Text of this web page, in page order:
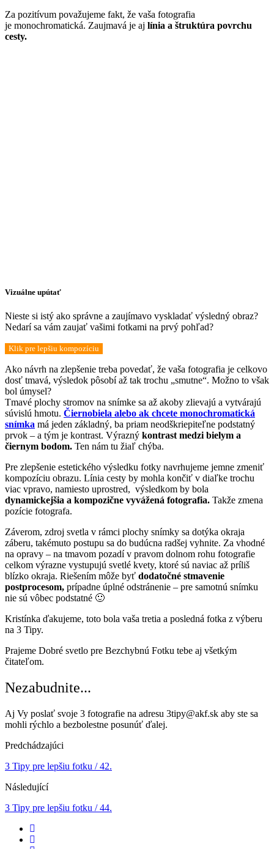
Za pozitívum považujeme fakt, že vaša fotografia
je monochromatická. Zaujmavá je aj línia a štruktúra povrchu
cesty.
Vizuálne upútať
Nieste si istý ako správne a zaujímavo vyskladať výsledný obraz?
Nedarí sa vám zaujať vašimi fotkami na prvý pohľad?
Klik pre lepšiu kompozíciu
Ako návrh na zlepšenie treba povedať, že vaša fotografia je celkovo
dosť tmavá, výsledok pôsobí až tak trochu „smutne“. Možno to však
bol úmysel?
Tmavé plochy stromov na snímke sa až akoby zlievajú a vytvárajú
súvislú hmotu. Čiernobiela alebo ak chcete monochromatická
snímka má jeden základný, ba priam neodškriepiteľne podstatný
prvok – a tým je kontrast. Výrazný kontrast medzi bielym a
čiernym bodom. Ten nám tu žiaľ chýba.
Pre zlepšenie estetického výsledku fotky navrhujeme jemne zmeniť
kompozíciu obrazu. Línia cesty by mohla končiť v diaľke trochu
viac vpravo, namiesto uprostred, výsledkom by bola
dynamickejšia a kompozične vyvážená fotografia. Takže zmena
pozície fotografa.
Záverom, zdroj svetla v rámci plochy snímky sa dotýka okraja
záberu, takémuto postupu sa do budúcna radšej vyhnite. Za vhodné
na opravy – na tmavom pozadí v pravom dolnom rohu fotografie
celkom výrazne vystupujú svetlé kvety, ktoré sú naviac až príliš
blízko okraja. Riešením môže byť dodatočné stmavenie
postprocesom, prípadne úplné odstránenie – pre samotnú snímku
nie sú vôbec podstatné 🙂
Kristínka ďakujeme, toto bola vaša tretia a posledná fotka z výberu
na 3 Tipy.
Prajeme Dobré svetlo pre Bezchybnú Fotku tebe aj všetkým
čitateľom.
Nezabudnite...
Aj Vy poslať svoje 3 fotografie na adresu 3tipy@akf.sk aby ste sa
mohli rýchlo a bezbolestne posunúť ďalej.
Predchádzajúci
3 Tipy pre lepšiu fotku / 42.
Následující
3 Tipy pre lepšiu fotku / 44.